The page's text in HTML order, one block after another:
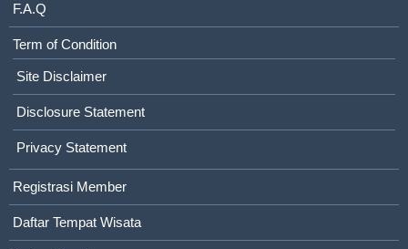
F.A.Q
Term of Condition
Site Disclaimer
Disclosure Statement
Privacy Statement
Registrasi Member
Daftar Tempat Wisata